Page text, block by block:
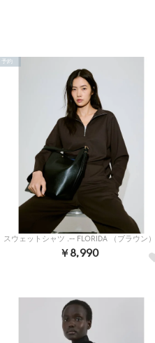
スウェットシャツ .-- FLORIDA （ブラウン）
￥8,990
予約